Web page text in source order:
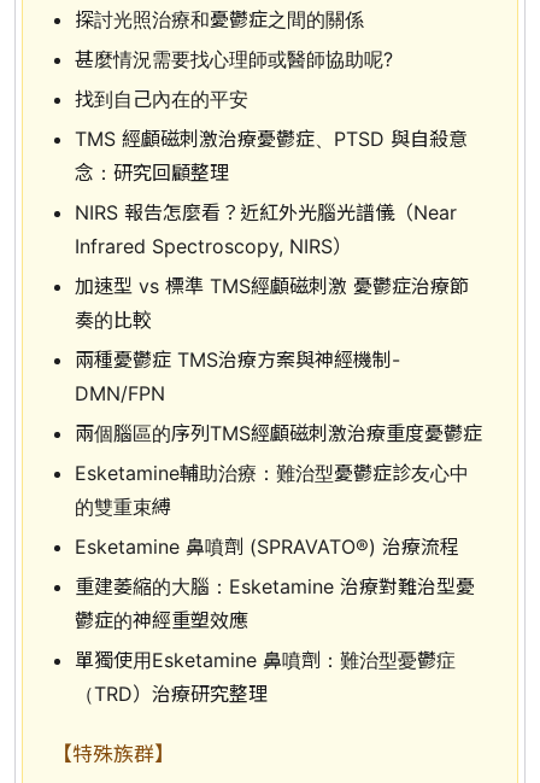
探討光照治療和憂鬱症之間的關係
甚麼情況需要找心理師或醫師協助呢?
找到自己內在的平安
TMS 經顱磁刺激治療憂鬱症、PTSD 與自殺意
念：研究回顧整理
NIRS 報告怎麼看？近紅外光腦光譜儀（Near
Infrared Spectroscopy, NIRS）
加速型 vs 標準 TMS經顱磁刺激 憂鬱症治療節
奏的比較
兩種憂鬱症 TMS治療方案與神經機制-
DMN/FPN
兩個腦區的序列TMS經顱磁刺激治療重度憂鬱症
Esketamine輔助治療：難治型憂鬱症診友心中
的雙重束縛
Esketamine 鼻噴劑 (SPRAVATO®) 治療流程
重建萎縮的大腦：Esketamine 治療對難治型憂
鬱症的神經重塑效應
單獨使用Esketamine 鼻噴劑：難治型憂鬱症
（TRD）治療研究整理
【特殊族群】